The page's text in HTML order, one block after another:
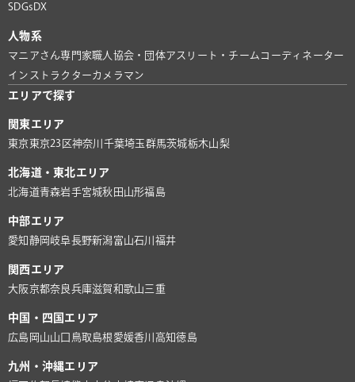
SDGsDX
人物系
マニアさん専門家職人 協会・団体アスリート・チーム コーディネーター
インストラクターカメラマン
エリアで探す
関東エリア
東京東京23区神奈川 千葉埼玉群馬茨城栃木山梨
北海道・東北エリア
北海道青森岩手宮城秋田 山形福島
中部エリア
愛知 静岡 岐阜長野新潟富山石川 福井
関西エリア
大阪京都奈良兵庫滋賀和歌山三重
中国・四国エリア
広島 岡山山口 鳥取島根 愛媛香川 高知徳島
九州・沖縄エリア